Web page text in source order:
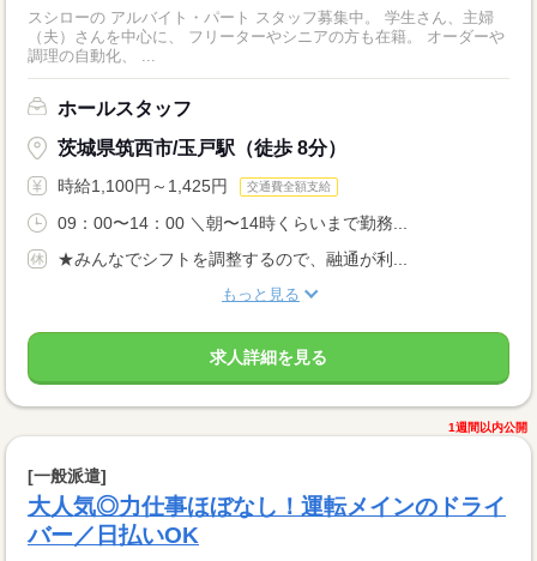
スシローの アルバイト・パート スタッフ募集中。 学生さん、主婦
（夫）さんを中心に、 フリーターやシニアの方も在籍。 オーダーや
調理の自動化、 ...
ホールスタッフ
茨城県筑西市/玉戸駅（徒歩 8分）
時給1,100円～1,425円 交通費全額支給
09：00〜14：00 ＼朝〜14時くらいまで勤務...
★みんなでシフトを調整するので、融通が利...
もっと見る
求人詳細を見る
1週間以内公開
[一般派遣]
大人気◎力仕事ほぼなし！運転メインのドライ
バー／日払いOK